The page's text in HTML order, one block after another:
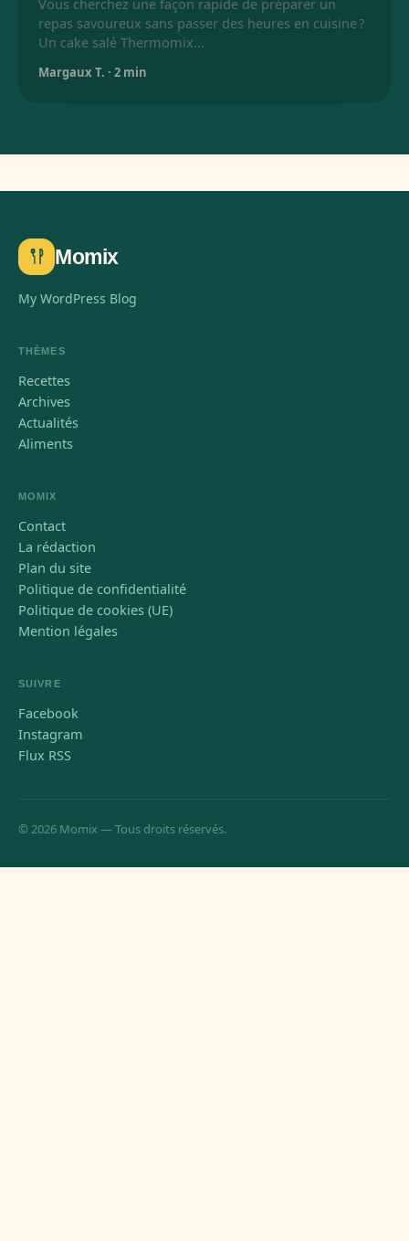
repas savoureux sans passer des heures en cuisine ?
Un cake salé Thermomix…
Margaux T. · 2 min
Momix
My WordPress Blog
THÈMES
Recettes
Archives
Actualités
Aliments
MOMIX
Contact
La rédaction
Plan du site
Politique de confidentialité
Politique de cookies (UE)
Mention légales
SUIVRE
Facebook
Instagram
Flux RSS
© 2026 Momix — Tous droits réservés.